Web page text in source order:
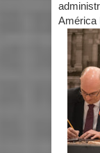
América